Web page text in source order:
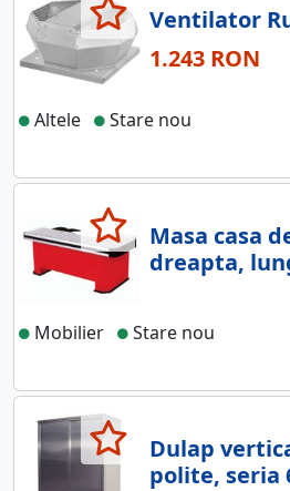
Ventilator
1.243 RON
Altele
Stare nou
Masa casa
dreapta,
Mobilier
Stare nou
Dulap
polite, seria